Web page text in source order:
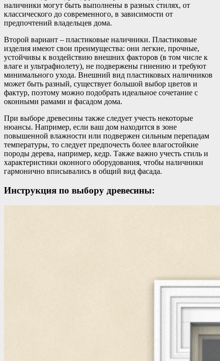
наличники могут быть выполнены в разных стилях, от
классического до современного, в зависимости от
предпочтений владельцев дома.
Второй вариант – пластиковые наличники. Пластиковые
изделия имеют свои преимущества: они легкие, прочные,
устойчивы к воздействию внешних факторов (в том числе к
влаге и ультрафиолету), не подвержены гниению и требуют
минимального ухода. Внешний вид пластиковых наличников
может быть разный, существует большой выбор цветов и
фактур, поэтому можно подобрать идеальное сочетание с
оконными рамами и фасадом дома.
При выборе древесины также следует учесть некоторые
нюансы. Например, если ваш дом находится в зоне
повышенной влажности или подвержен сильным перепадам
температуры, то следует предпочесть более влагостойкие
породы дерева, например, кедр. Также важно учесть стиль и
характеристики оконного оборудования, чтобы наличники
гармонично вписывались в общий вид фасада.
Инструкция по выбору древесины: